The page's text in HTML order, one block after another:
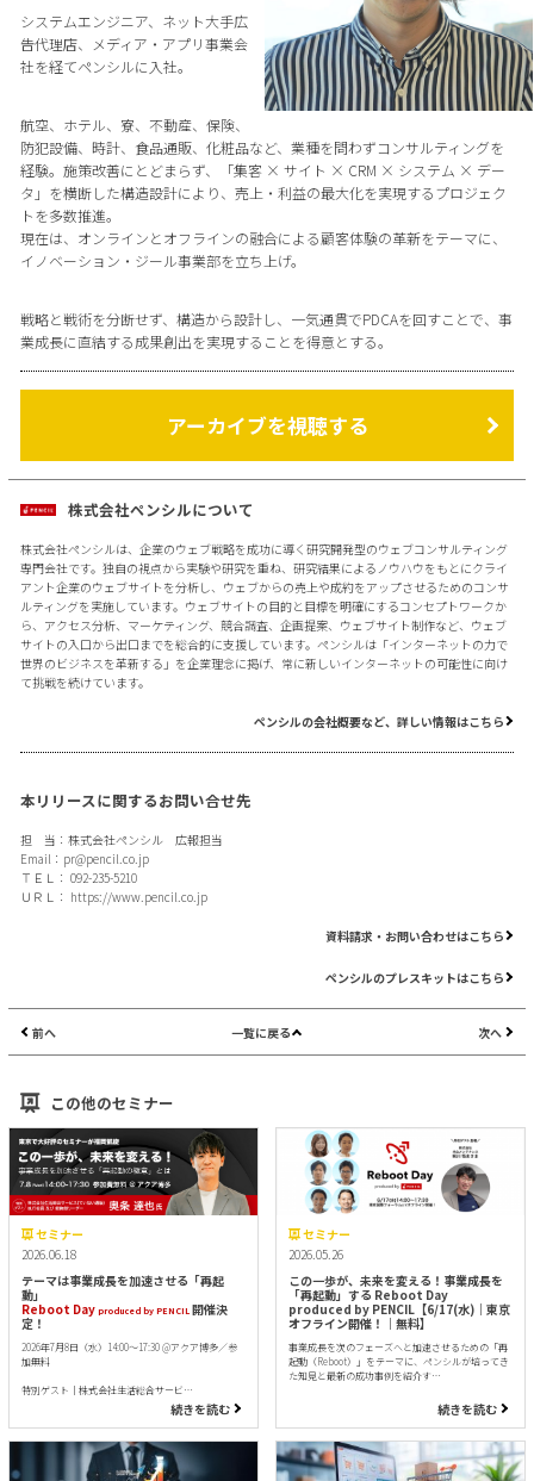
システムエンジニア、ネット大手広
告代理店、メディア・アプリ事業会
社を経てペンシルに入社。
航空、ホテル、寮、不動産、保険、
防犯設備、時計、食品通販、化粧品など、業種を問わずコンサルティングを
経験。施策改善にとどまらず、「集客 × サイト × CRM × システム × デー
タ」を横断した構造設計により、売上・利益の最大化を実現するプロジェク
トを多数推進。
現在は、オンラインとオフラインの融合による顧客体験の革新をテーマに、
イノベーション・ジール事業部を立ち上げ。
戦略と戦術を分断せず、構造から設計し、一気通貫でPDCAを回すことで、事
業成長に直結する成果創出を実現することを得意とする。
アーカイブを視聴する
株式会社ペンシルについて
株式会社ペンシルは、企業のウェブ戦略を成功に導く研究開発型のウェブコンサルティング
専門会社です。独自の視点から実験や研究を重ね、研究結果によるノウハウをもとにクライ
アント企業のウェブサイトを分析し、ウェブからの売上や成約をアップさせるためのコンサ
ルティングを実施しています。ウェブサイトの目的と目標を明確にするコンセプトワークか
ら、アクセス分析、マーケティング、競合調査、企画提案、ウェブサイト制作など、ウェブ
サイトの入口から出口までを総合的に支援しています。ペンシルは「インターネットの力で
世界のビジネスを革新する」を企業理念に掲げ、常に新しいインターネットの可能性に向け
て挑戦を続けています。
ペンシルの会社概要など、詳しい情報はこちら
本リリースに関するお問い合せ先
担 当：株式会社ペンシル 広報担当
Email： pr@pencil.co.jp
ＴＥＬ： 092-235-5210
ＵＲＬ： https://www.pencil.co.jp
資料請求・お問い合わせはこちら
ペンシルのプレスキットはこちら
前へ 一覧に戻る 次へ
この他のセミナー
セミナー
2026.06.18
テーマは事業成長を加速させる「再起
動」
Reboot Dayproduced by PENCIL 開催決
定！
2026年7月8日（水）14:00～17:30 @アクア博多／参
加無料
特別ゲスト｜株式会社生活総合サービ…
続きを読む
セミナー
2026.05.26
この一歩が、未来を変える！事業成長を
「再起動」する Reboot Day
produced by PENCIL【6/17(水)｜東京
オフライン開催！｜無料】
事業成長を次のフェーズへと加速させるための「再
起動（Reboot）」をテーマに、ペンシルが培ってき
た知見と最新の成功事例を紹介す…
続きを読む